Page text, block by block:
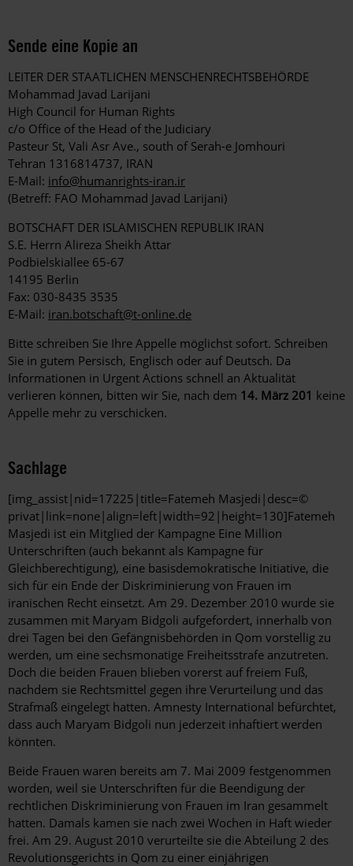
Sende eine Kopie an
LEITER DER STAATLICHEN MENSCHENRECHTSBEHÖRDE
Mohammad Javad Larijani
High Council for Human Rights
c/o Office of the Head of the Judiciary
Pasteur St, Vali Asr Ave., south of Serah-e Jomhouri
Tehran 1316814737, IRAN
E-Mail: info@humanrights-iran.ir
(Betreff: FAO Mohammad Javad Larijani)
BOTSCHAFT DER ISLAMISCHEN REPUBLIK IRAN
S.E. Herrn Alireza Sheikh Attar
Podbielskiallee 65-67
14195 Berlin
Fax: 030-8435 3535
E-Mail: iran.botschaft@t-online.de
Bitte schreiben Sie Ihre Appelle möglichst sofort. Schreiben
Sie in gutem Persisch, Englisch oder auf Deutsch. Da
Informationen in Urgent Actions schnell an Aktualität
verlieren können, bitten wir Sie, nach dem 14. März 201 keine
Appelle mehr zu verschicken.
Sachlage
[img_assist|nid=17225|title=Fatemeh Masjedi|desc=©
privat|link=none|align=left|width=92|height=130]Fatemeh
Masjedi ist ein Mitglied der Kampagne Eine Million
Unterschriften (auch bekannt als Kampagne für
Gleichberechtigung), eine basisdemokratische Initiative, die
sich für ein Ende der Diskriminierung von Frauen im
iranischen Recht einsetzt. Am 29. Dezember 2010 wurde sie
zusammen mit Maryam Bidgoli aufgefordert, innerhalb von
drei Tagen bei den Gefängnisbehörden in Qom vorstellig zu
werden, um eine sechsmonatige Freiheitsstrafe anzutreten.
Doch die beiden Frauen blieben vorerst auf freiem Fuß,
nachdem sie Rechtsmittel gegen ihre Verurteilung und das
Strafmaß eingelegt hatten. Amnesty International befürchtet,
dass auch Maryam Bidgoli nun jederzeit inhaftiert werden
könnten.
Beide Frauen waren bereits am 7. Mai 2009 festgenommen
worden, weil sie Unterschriften für die Beendigung der
rechtlichen Diskriminierung von Frauen im Iran gesammelt
hatten. Damals kamen sie nach zwei Wochen in Haft wieder
frei. Am 29. August 2010 verurteilte sie die Abteilung 2 des
Revolutionsgerichts in Qom zu einer einjährigen